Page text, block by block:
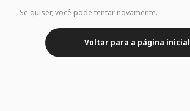
Se quiser, você pode tentar novamente.
Voltar para a página inicial